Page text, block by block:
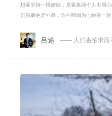
想要坚持一段婚姻，是要靠两个人去用
进婚姻更是不易，你不能因为已经在一
吕途 —— 人们害怕求而